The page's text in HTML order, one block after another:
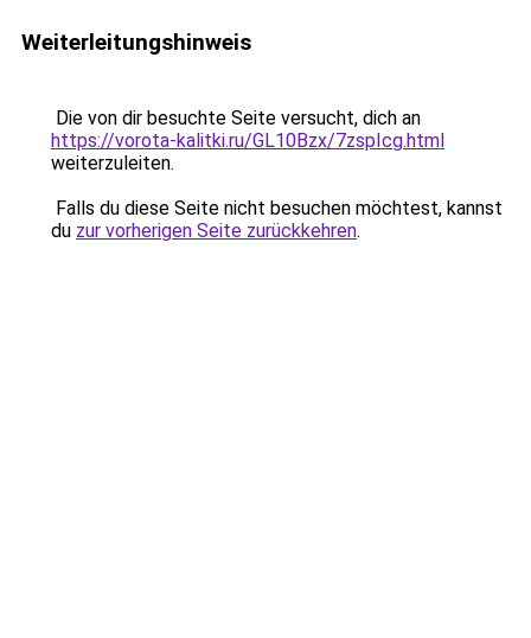
Weiterleitungshinweis
Die von dir besuchte Seite versucht, dich an
https://vorota-kalitki.ru/GL10Bzx/7zspIcg.html
weiterzuleiten.
Falls du diese Seite nicht besuchen möchtest, kannst
du zur vorherigen Seite zurückkehren.